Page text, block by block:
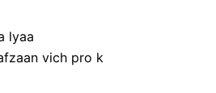
lyaa
vich pro k